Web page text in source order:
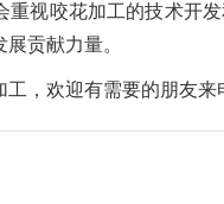
重视咬花加工的技术开
贡献力量。
，欢迎有需要的朋友来